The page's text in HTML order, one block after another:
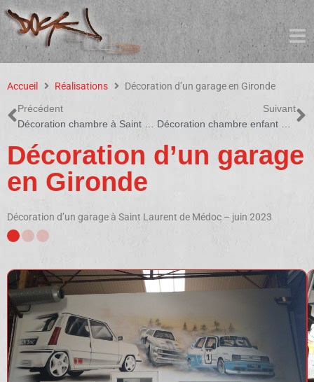
Accueil Réalisations
Décoration d’un garage en Gironde
Précédent
Suivant
Décoration d’un garage
en Gironde
Décoration d’un garage à Saint Laurent de Médoc – juin 2023